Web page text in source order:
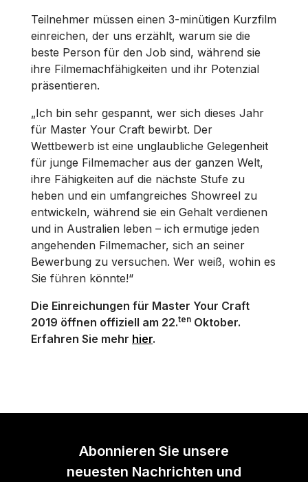
Teilnehmer müssen einen 3-minütigen Kurzfilm
einreichen, der uns erzählt, warum sie die
beste Person für den Job sind, während sie
ihre Filmemachfähigkeiten und ihr Potenzial
präsentieren.
„Ich bin sehr gespannt, wer sich dieses Jahr
für Master Your Craft bewirbt. Der
Wettbewerb ist eine unglaubliche Gelegenheit
für junge Filmemacher aus der ganzen Welt,
ihre Fähigkeiten auf die nächste Stufe zu
heben und ein umfangreiches Showreel zu
entwickeln, während sie ein Gehalt verdienen
und in Australien leben – ich ermutige jeden
angehenden Filmemacher, sich an seiner
Bewerbung zu versuchen. Wer weiß, wohin es
Sie führen könnte!“
Die Einreichungen für Master Your Craft
2019 öffnen offiziell am 22.ten Oktober.
Erfahren Sie mehr hier.
Abonnieren Sie unsere
neuesten Nachrichten und